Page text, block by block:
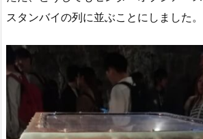
スタンバイの列に並ぶことにしました。